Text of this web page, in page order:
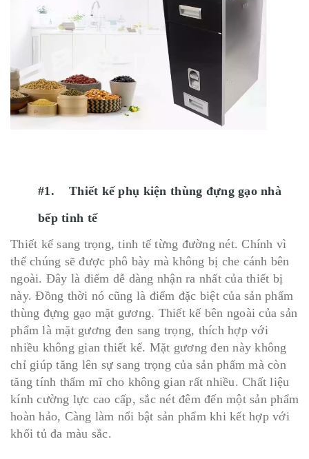
#1. Thiết kế phụ kiện thùng đựng gạo nhà
bếp tinh tế
Thiết kế sang trọng, tinh tế từng đường nét. Chính vì
thế chúng sẽ được phô bày mà không bị che cánh bên
ngoài. Đây là điểm dễ dàng nhận ra nhất của thiết bị
này. Đồng thời nó cũng là điểm đặc biệt của sản phẩm
thùng đựng gạo mặt gương. Thiết kế bên ngoài của sản
phẩm là mặt gương đen sang trọng, thích hợp với
nhiều không gian thiết kế. Mặt gương đen này không
chỉ giúp tăng lên sự sang trọng của sản phẩm mà còn
tăng tính thẩm mĩ cho không gian rất nhiều. Chất liệu
kính cường lực cao cấp, sắc nét đêm đến một sản phẩm
hoàn hảo, Càng làm nổi bật sản phẩm khi kết hợp với
khối tủ đa màu sắc.